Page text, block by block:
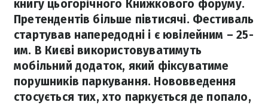
книгу цьогорічного Книжкового форуму.
Претендентів більше півтисячі. Фестиваль
стартував напередодні і є ювілейним – 25-
им. В Києві використовуватимуть
мобільний додаток, який фіксуватиме
порушників паркування. Нововведення
стосується тих, хто паркується де попало,